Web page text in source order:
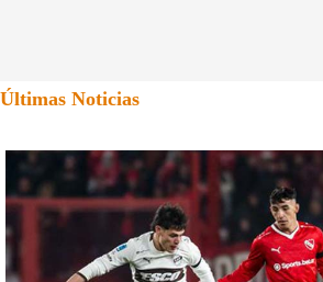
Últimas Noticias